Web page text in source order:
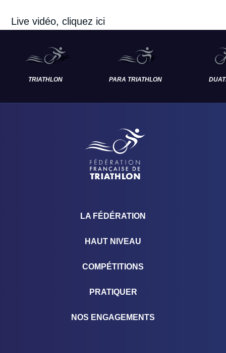
Live vidéo,cliquez ici
TRIATHLON PARA TRIATHLON
LA FÉDÉRATION
HAUT NIVEAU
COMPÉTITIONS
PRATIQUER
NOS ENGAGEMENTS